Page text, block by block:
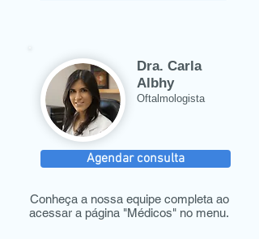
Dra. Carla
Albhy
Oftalmologista
Agendar consulta
Conheça a nossa equipe completa ao
acessar a página "Médicos" no menu.